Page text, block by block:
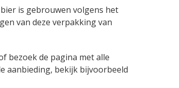
is gebrouwen volgens het
van deze verpakking van
bezoek de pagina met alle
aanbieding, bekijk bijvoorbeeld